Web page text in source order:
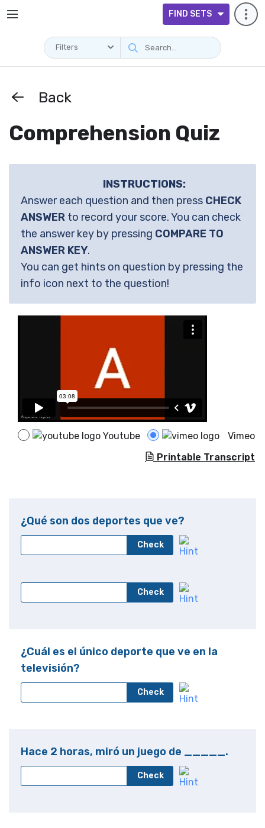
FIND SETS
Filters
Back
Comprehension Quiz
INSTRUCTIONS:
Answer each question and then press CHECK
ANSWER to record your score. You can check
the answer key by pressing COMPARE TO
ANSWER KEY.
You can get hints on question by pressing the
info icon next to the question!
Youtube
Vimeo
Printable Transcript
¿Qué son dos deportes que ve?
Check
Check
¿Cuál es el único deporte que ve en la
televisión?
Check
Hace 2 horas, miró un juego de _____.
Check